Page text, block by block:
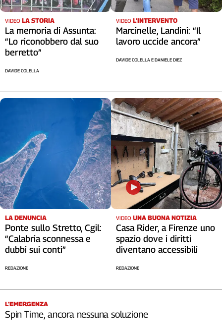
VIDEO LA STORIA
La memoria di Assunta:
“Lo riconobbero dal suo
berretto”
DAVIDE COLELLA
VIDEO L’INTERVENTO
Marcinelle, Landini: “Il
lavoro uccide ancora”
DAVIDE COLELLA E DANIELE DIEZ
LA DENUNCIA
Ponte sullo Stretto, Cgil:
“Calabria sconnessa e
dubbi sui conti”
REDAZIONE
VIDEO UNA BUONA NOTIZIA
Casa Rider, a Firenze uno
spazio dove i diritti
diventano accessibili
REDAZIONE
L’EMERGENZA
Spin Time, ancora nessuna soluzione